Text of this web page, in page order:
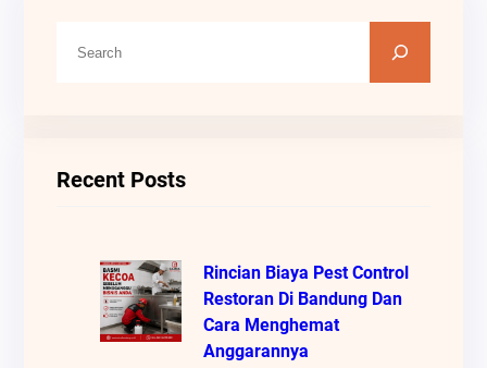
Recent Posts
Rincian Biaya Pest Control
Restoran Di Bandung Dan
Cara Menghemat
Anggarannya